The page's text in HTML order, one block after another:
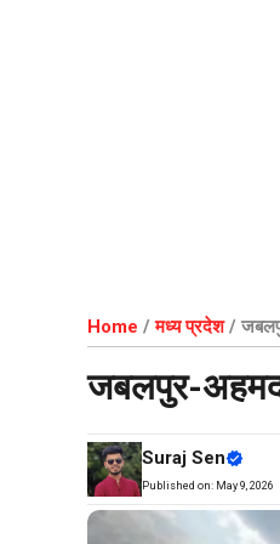
Home /मध्य प्रदेश/
जबलपुर-
Suraj Sen
Published on: May 9, 2026